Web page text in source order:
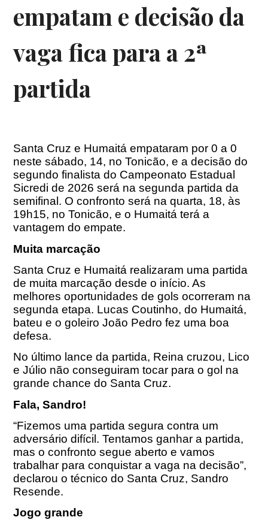
empatam e decisão da
vaga fica para a 2ª
partida
Santa Cruz e Humaitá empataram por 0 a 0
neste sábado, 14, no Tonicão, e a decisão do
segundo finalista do Campeonato Estadual
Sicredi de 2026 será na segunda partida da
semifinal. O confronto será na quarta, 18, às
19h15, no Tonicão, e o Humaitá terá a
vantagem do empate.
Muita marcação
Santa Cruz e Humaitá realizaram uma partida
de muita marcação desde o início. As
melhores oportunidades de gols ocorreram na
segunda etapa. Lucas Coutinho, do Humaitá,
bateu e o goleiro João Pedro fez uma boa
defesa.
No último lance da partida, Reina cruzou, Lico
e Júlio não conseguiram tocar para o gol na
grande chance do Santa Cruz.
Fala, Sandro!
“Fizemos uma partida segura contra um
adversário difícil. Tentamos ganhar a partida,
mas o confronto segue aberto e vamos
trabalhar para conquistar a vaga na decisão”,
declarou o técnico do Santa Cruz, Sandro
Resende.
Jogo grande